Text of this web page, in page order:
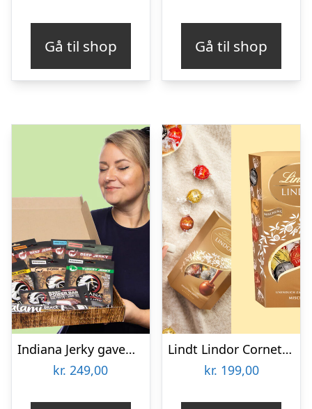
Gå til shop Gå til shop
Indiana Jerky gaveæske
kr. 249,00
Lindt Lindor Cornet 500 gram – Blandet chokolade
kr. 199,00